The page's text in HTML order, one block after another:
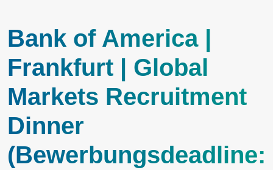
Bank of America |
Frankfurt | Global
Markets Recruitment
Dinner
(Bewerbungsdeadline: